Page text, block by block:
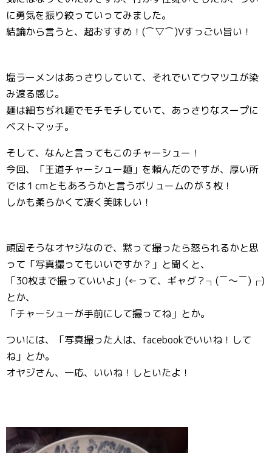
に勇気を振り絞っていってみました。
結論から言うと、超おすすめ！(⌒▽⌒)Vすっごい旨い！
塩ラーメンはあっさりしていて、それでいてウマツユが染
み渡る感じ。
麺は細ちぢれ麺でモチモチしていて、あっさりなスープに
ベストマッチ。
そして、なんと言ってもこのチャーシュー！
今回、「王道チャーシュー麺」を頼んだのですが、厚い所
では１cmともあろうかと言うボリュームのが３枚！
しかも柔らかくて凄く美味しい！
頑固そうなオヤジなので、黙って撮ったら怒られるかと思
って「写真撮ってもいいですか？」と聞くと、
「30枚まで撮っていいよ」(←って、ギャグ？┐(￣～￣)┌)
とか、
「チャーシューが手前にして撮ってね」とか。
ついには、「写真撮った人は、facebookでいいね！して
ね」とか。
オヤジさん、一応、いいね！しといたよ！